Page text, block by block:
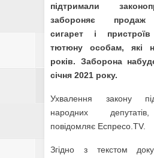
підтримали
забороняє продаж
сигарет і
тютюну особам, які
років. Заборона
січня 2021 року.
Ухвалення закону
народних
повідомляє Еспресо.TV.
Згідно з текстом